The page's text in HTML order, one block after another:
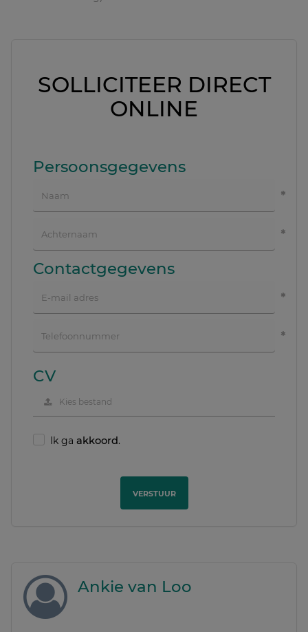
SOLLICITEER DIRECT
ONLINE
Persoonsgegevens
Contactgegevens
CV
Kies bestand
Ik ga akkoord.
VERSTUUR
Ankie van Loo